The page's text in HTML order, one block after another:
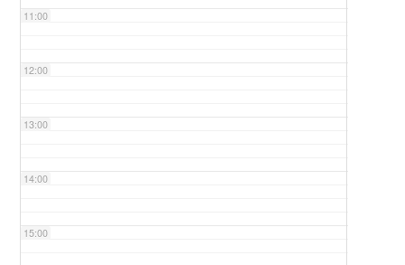
11:00
12:00
13:00
14:00
15:00